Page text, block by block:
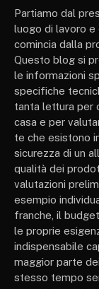
Partiamo dal
luogo di lavoro e
comincia dalla
Questo blog si
le informazioni
specifiche
tanta lettura per
casa e per
te che esistono
sicurezza di un
qualità dei
valutazioni
esempio
franche, il
le proprie
indispensabile
maggior parte
stesso tempo